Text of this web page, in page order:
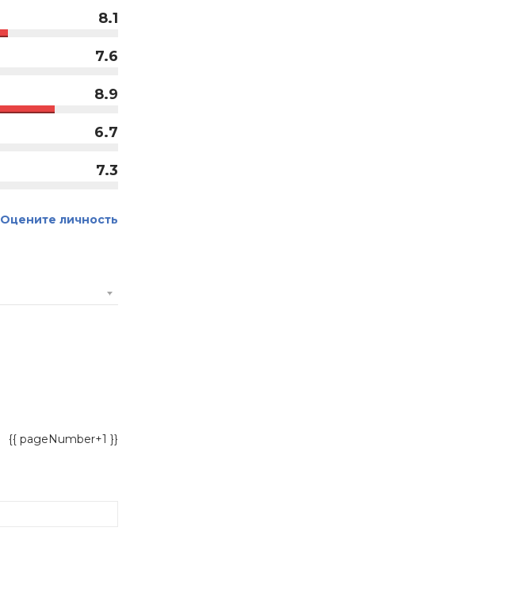
8.1
7.6
8.9
6.7
7.3
Оцените личность
{{ pageNumber+1 }}